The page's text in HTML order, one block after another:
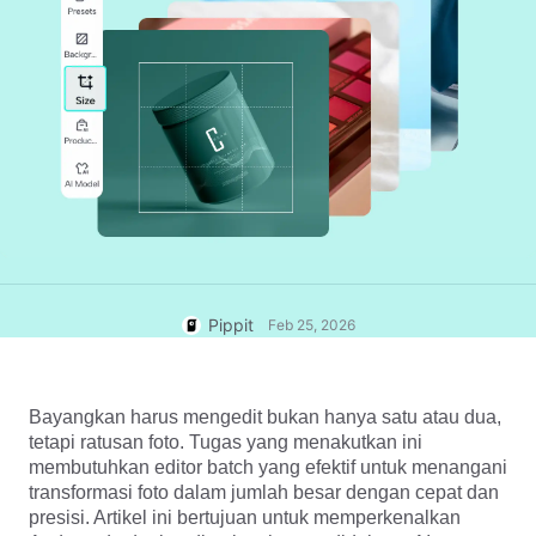
Edit Sekarang
Gambar Produk AI
Hasilkan foto produk yang tampak
profesional dalam jumlah banyak
dengan mudah.
Avatar dan Suara AI
Pusat Bantuan
Akun Pengguna
Manajemen Aset
Penerbitan dan Analisis
Gambar Produk
Solusi Video Sekali Klik
7 Ide Poster Promosi
Kiat Bisnis
Poster Produk Bertenaga AI
5 Jenis Video Bisnis Teratas
Latar Belakang Produk yang
Dihasilkan AI
Tips Media SosialPippit Feb 25, 2026
Bayangkan harus mengedit bukan hanya satu atau dua,
tetapi ratusan foto. Tugas yang menakutkan ini
membutuhkan editor batch yang efektif untuk menangani
transformasi foto dalam jumlah besar dengan cepat dan
presisi. Artikel ini bertujuan untuk memperkenalkan